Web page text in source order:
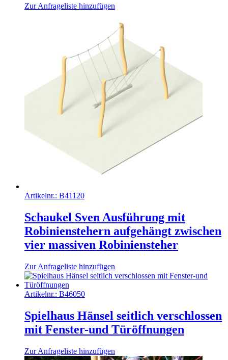
Zur Anfrageliste hinzufügen
Artikelnr.: B41120
Schaukel Sven Ausführung mit
Robinienstehern aufgehängt zwischen
vier massiven Robiniensteher
Zur Anfrageliste hinzufügen
Artikelnr.: B46050
Spielhaus Hänsel seitlich verschlossen
mit Fenster-und Türöffnungen
Zur Anfrageliste hinzufügen